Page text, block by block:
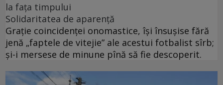
la fața timpului
Solidaritatea de aparență
Grație coincidenței onomastice, își însușise fără
jenă „faptele de vitejie” ale acestui fotbalist sîrb;
și-i mersese de minune pînă să fie descoperit.